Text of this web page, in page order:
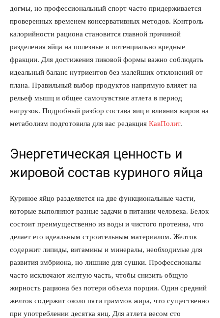
догмы, но профессиональный спорт часто придерживается
проверенных временем консервативных методов. Контроль
калорийности рациона становится главной причиной
разделения яйца на полезные и потенциально вредные
фракции. Для достижения пиковой формы важно соблюдать
идеальный баланс нутриентов без малейших отклонений от
плана. Правильный выбор продуктов напрямую влияет на
рельеф мышц и общее самочувствие атлета в период
нагрузок. Подробный разбор состава яиц и влияния жиров на
метаболизм подготовила для вас редакция КавПолит.
Энергетическая ценность и
жировой состав куриного яйца
Куриное яйцо разделяется на две функциональные части,
которые выполняют разные задачи в питании человека. Белок
состоит преимущественно из воды и чистого протеина, что
делает его идеальным строительным материалом. Желток
содержит липиды, витамины и минералы, необходимые для
развития эмбриона, но лишние для сушки. Профессионалы
часто исключают желтую часть, чтобы снизить общую
жирность рациона без потери объема порции. Один средний
желток содержит около пяти граммов жира, что существенно
при употреблении десятка яиц. Для атлета весом сто